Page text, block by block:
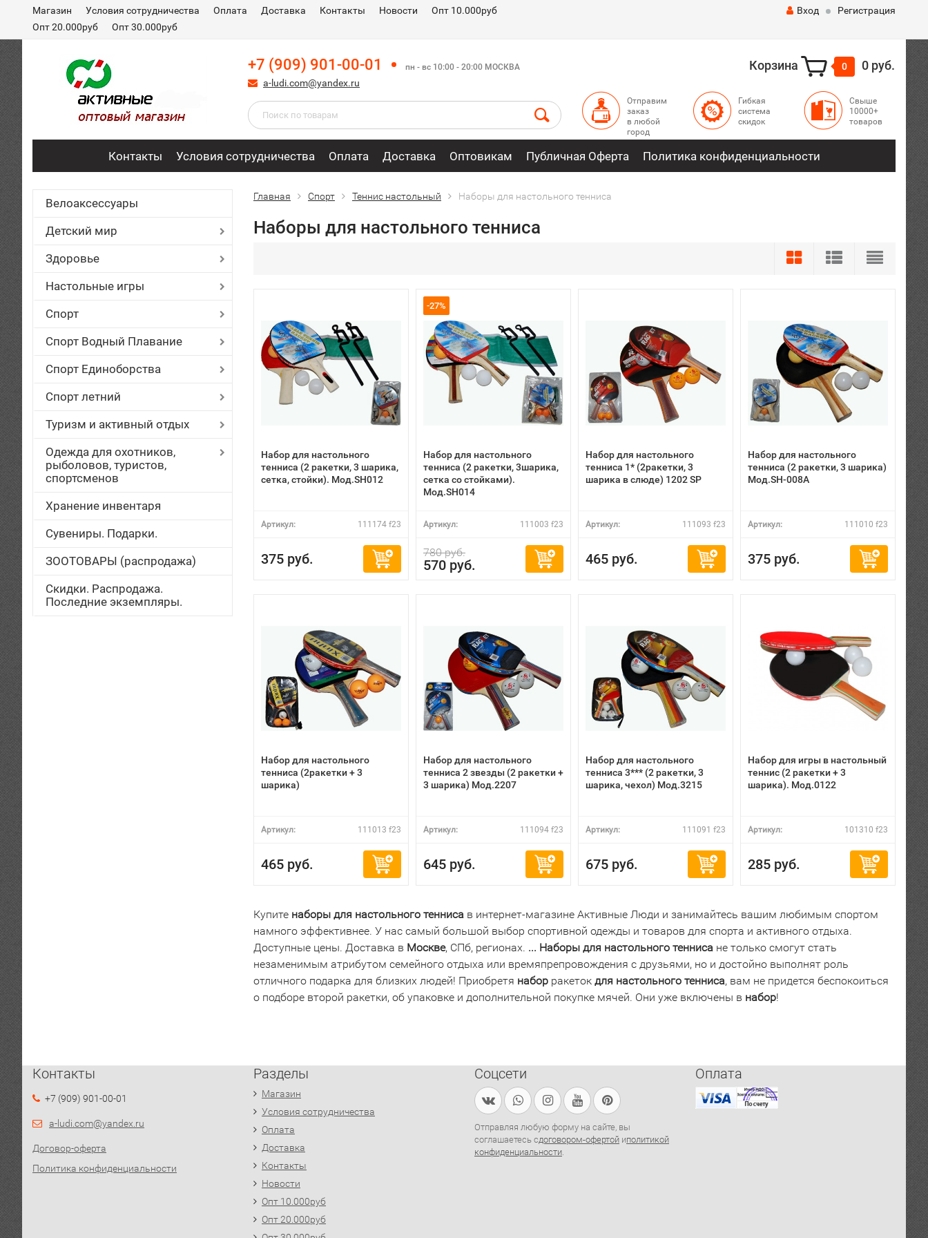
Магазин Условия сотрудничества Оплата Доставка Контакты Новости
Опт 10.000руб
Опт 20.000руб
Опт 30.000руб
Вход Регистрация
+7 (909) 901-00-01 пн - вс 10:00 - 20:00 МОСКВА
a-ludi.com@yandex.ru
Корзина 0 0 руб.
Отправим
заказ
в любой
город
Гибкая
система
скидок
Свыше
10000+
товаров
Контакты Условия сотрудничества Оплата Доставка Оптовикам Публичная Оферта Политика конфиденциальности
Велоаксессуары
Детский мир
Здоровье
Настольные игры
Спорт
Спорт Водный Плавание
Спорт Единоборства
Спорт летний
Туризм и активный отдых
Одежда для охотников,
рыболовов, туристов,
спортсменов
Хранение инвентаря
Сувениры. Подарки.
ЗООТОВАРЫ (распродажа)
Скидки. Распродажа.
Последние экземпляры.
Главная Спорт Теннис настольный Наборы для настольного тенниса
Наборы для настольного тенниса
Набор для настольного
тенниса (2 ракетки, 3 шарика,
сетка, стойки). Мод.SH012
Артикул: 111174 f23
375 руб.
-27%
Набор для настольного
тенниса (2 ракетки, 3шарика,
сетка со стойками).
Мод.SH014
Артикул: 111003 f23
780 руб.
570 руб.
Набор для настольного
тенниса 1* (2ракетки, 3
шарика в слюде) 1202 SP
Артикул: 111093 f23
465 руб.
Набор для настольного
тенниса (2 ракетки, 3 шарика)
Мод.SН-008А
Артикул: 111010 f23
375 руб.
Набор для настольного
тенниса (2ракетки + 3
шарика)
Артикул: 111013 f23
465 руб.
Набор для настольного
тенниса 2 звезды (2 ракетки +
3 шарика) Мод.2207
Артикул: 111094 f23
645 руб.
Набор для настольного
тенниса 3*** (2 ракетки, 3
шарика, чехол) Мод.3215
Артикул: 111091 f23
675 руб.
Набор для игры в настольный
теннис (2 ракетки + 3
шарика). Мод.0122
Артикул: 101310 f23
285 руб.
Купите наборы для настольного тенниса в интернет-магазине Активные Люди и занимайтесь вашим любимым спортом
намного эффективнее. У нас самый большой выбор спортивной одежды и товаров для спорта и активного отдыха.
Доступные цены. Доставка в Москве, СПб, регионах. ... Наборы для настольного тенниса не только смогут стать
незаменимым атрибутом семейного отдыха или времяпрепровождения с друзьями, но и достойно выполнят роль
отличного подарка для близких людей! Приобретя набор ракеток для настольного тенниса, вам не придется беспокоиться
о подборе второй ракетки, об упаковке и дополнительной покупке мячей. Они уже включены в набор!
Контакты
+7 (909) 901-00-01
a-ludi.com@yandex.ru
Договор-оферта
Политика конфиденциальности
Разделы
Магазин
Условия сотрудничества
Оплата
Доставка
Контакты
Новости
Опт 10.000руб
Опт 20.000руб
Соцсети
Отправляя любую форму на сайте, вы
соглашаетесь сдоговором-офертой иполитикой
конфиденциальности.
Оплата